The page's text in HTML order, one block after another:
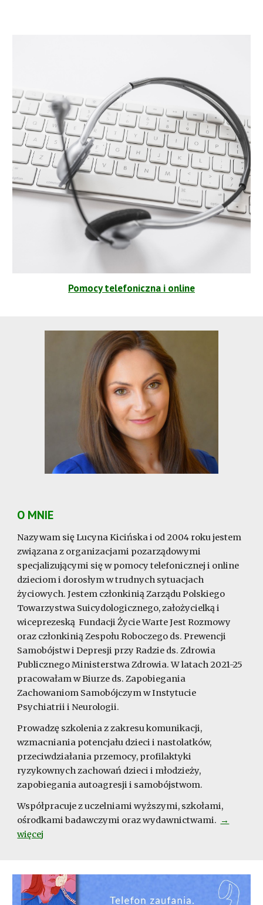
Pomocy telefoniczna i online
O MNIE
Nazywam się Lucyna Kicińska i od 2004 roku jestem
związana z organizacjami pozarządowymi
specjalizującymi się w pomocy telefonicznej i online
dzieciom i dorosłym w trudnych sytuacjach
życiowych. Jestem członkinią Zarządu Polskiego
Towarzystwa Suicydologicznego, założycielką i
wiceprezeską Fundacji Życie Warte Jest Rozmowy
oraz członkinią Zespołu Roboczego ds. Prewencji
Samobójstw i Depresji przy Radzie ds. Zdrowia
Publicznego Ministerstwa Zdrowia. W latach 2021-25
pracowałam w Biurze ds. Zapobiegania
Zachowaniom Samobójczym w Instytucie
Psychiatrii i Neurologii.
Prowadzę szkolenia z zakresu komunikacji,
wzmacniania potencjału dzieci i nastolatków,
przeciwdziałania przemocy, profilaktyki
ryzykownych zachowań dzieci i młodzieży,
zapobiegania autoagresji i samobójstwom.
Współpracuje z uczelniami wyższymi, szkołami,
ośrodkami badawczymi oraz wydawnictwami. →
więcej